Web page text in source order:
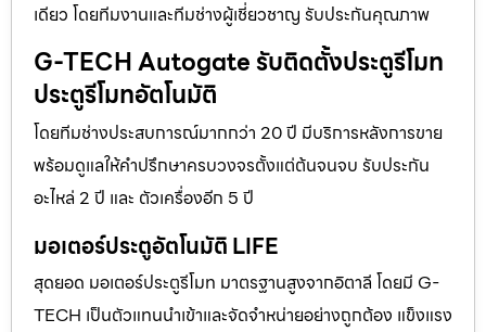
เดียว โดยทีมงานและทีมช่างผู้เชี่ยวชาญ รับประกันคุณภาพ
G-TECH Autogate รับติดตั้งประตูรีโมท
ประตูรีโมทอัตโนมัติ
โดยทีมช่างประสบการณ์มากกว่า 20 ปี มีบริการหลังการขาย
พร้อมดูแลให้คำปรึกษาครบวงจรตั้งแต่ต้นจนจบ รับประกัน
อะไหล่ 2 ปี และ ตัวเครื่องอีก 5 ปี
มอเตอร์ประตูอัตโนมัติ LIFE
สุดยอด มอเตอร์ประตูรีโมท มาตรฐานสูงจากอิตาลี โดยมี G-
TECH เป็นตัวแทนนำเข้าและจัดจำหน่ายอย่างถูกต้อง แข็งแรง